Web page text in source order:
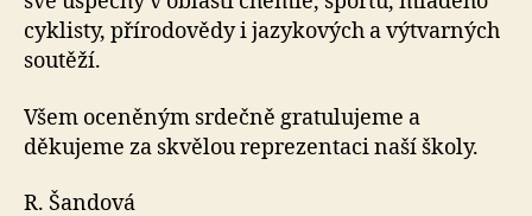
cyklisty, přírodovědy i jazykových a výtvarných
soutěží.
Všem oceněným srdečně gratulujeme a
děkujeme za skvělou reprezentaci naší školy.
R. Šandová